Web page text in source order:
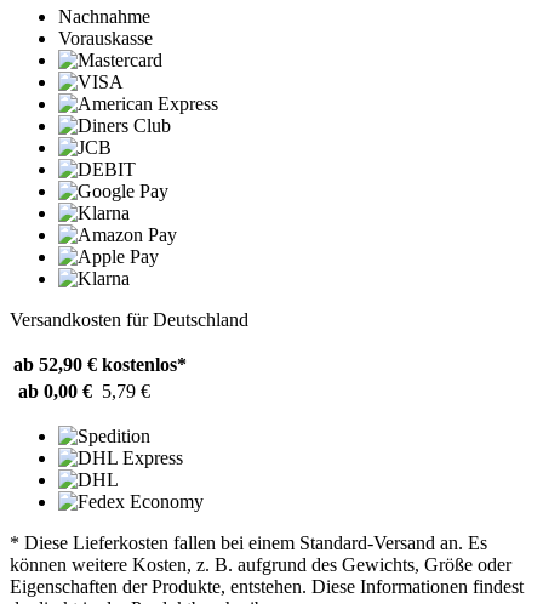
Nachnahme
Vorauskasse
Versandkosten für Deutschland
ab 52,90 € kostenlos*
ab 0,00 € 5,79 €
* Diese Lieferkosten fallen bei einem Standard-Versand an. Es
können weitere Kosten, z. B. aufgrund des Gewichts, Größe oder
Eigenschaften der Produkte, entstehen. Diese Informationen findest